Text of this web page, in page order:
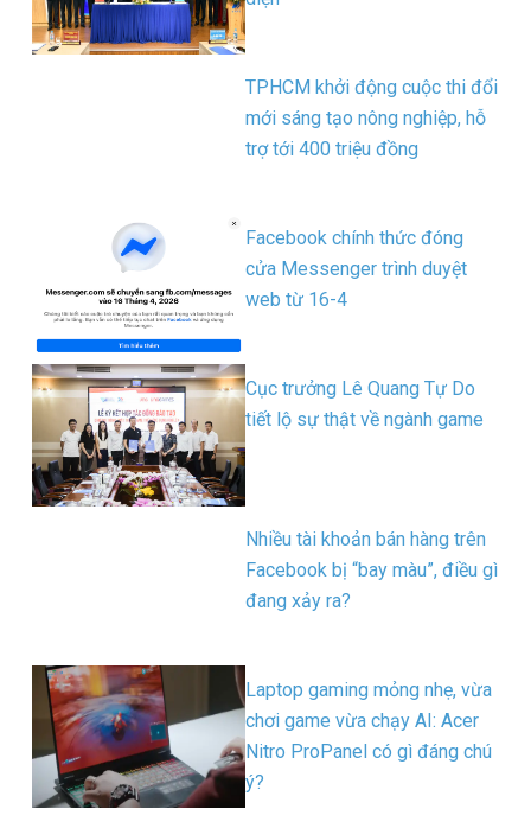
TPHCM khởi động cuộc thi đổi
mới sáng tạo nông nghiệp, hỗ
trợ tới 400 triệu đồng
Facebook chính thức đóng
cửa Messenger trình duyệt
web từ 16-4
Cục trưởng Lê Quang Tự Do
tiết lộ sự thật về ngành game
Nhiều tài khoản bán hàng trên
Facebook bị “bay màu”, điều gì
đang xảy ra?
Laptop gaming mỏng nhẹ, vừa
chơi game vừa chạy AI: Acer
Nitro ProPanel có gì đáng chú
ý?